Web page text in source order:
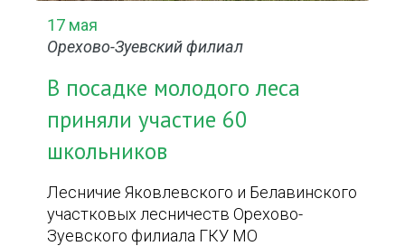
17 мая
Орехово-Зуевский филиал
В посадке молодого леса
приняли участие 60
школьников
Лесничие Яковлевского и Белавинского
участковых лесничеств Орехово-
Зуевского филиала ГКУ МО